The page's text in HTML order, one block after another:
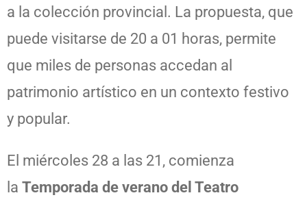
a la colección provincial. La propuesta, que
puede visitarse de 20 a 01 horas, permite
que miles de personas accedan al
patrimonio artístico en un contexto festivo
y popular.
El miércoles 28 a las 21, comienza
la Temporada de verano del Teatro